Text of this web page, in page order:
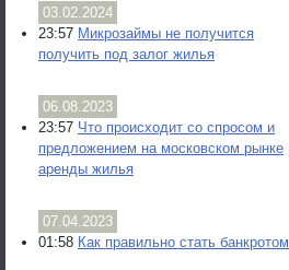
03.02.2024
23:57 Микрозаймы не получится
получить под залог жилья
06.08.2023
23:57 Что происходит со спросом и
предложением на московском рынке
аренды жилья
07.04.2023
01:58 Как правильно стать банкротом